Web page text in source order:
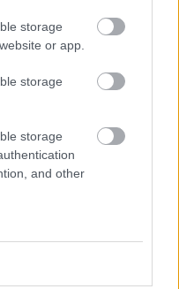
storage
or app.
storage
storage
and other